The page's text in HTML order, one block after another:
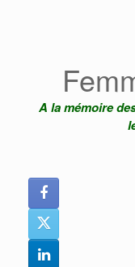
A la mémoire